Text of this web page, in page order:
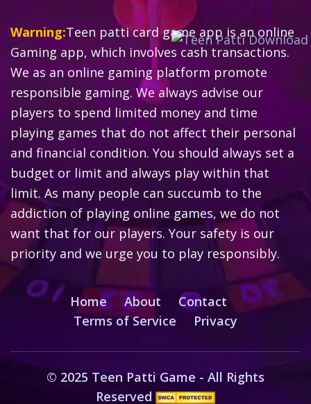
Warning:Teen patti card game app is an online
Gaming app, which involves cash transactions.
We as an online gaming platform promote
responsible gaming. We always advise our
players to spend limited money and time
playing games that do not affect their personal
and financial condition. You should always set a
budget or limit and always play within that
limit. As many people can succumb to the
addiction of playing online games, we do not
want that for our players. Your safety is our
priority and we urge you to play responsibly.
Home About
Contact
Terms of Service
Privacy
© 2025 Teen Patti Game - All Rights
Reserved